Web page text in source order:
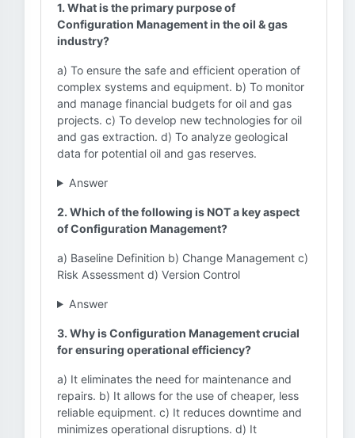
1. What is the primary purpose of
Configuration Management in the oil & gas
industry?
a) To ensure the safe and efficient operation of
complex systems and equipment. b) To monitor
and manage financial budgets for oil and gas
projects. c) To develop new technologies for oil
and gas extraction. d) To analyze geological
data for potential oil and gas reserves.
Answer
2. Which of the following is NOT a key aspect
of Configuration Management?
a) Baseline Definition b) Change Management c)
Risk Assessment d) Version Control
Answer
3. Why is Configuration Management crucial
for ensuring operational efficiency?
a) It eliminates the need for maintenance and
repairs. b) It allows for the use of cheaper, less
reliable equipment. c) It reduces downtime and
minimizes operational disruptions. d) It